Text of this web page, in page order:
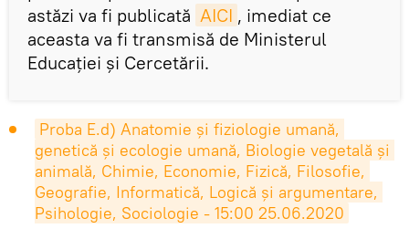
astăzi va fi publicată AICI , imediat ce
aceasta va fi transmisă de Ministerul
Educației și Cercetării.
Proba E.d) Anatomie și fiziologie umană,
genetică și ecologie umană, Biologie vegetală și
animală, Chimie, Economie, Fizică, Filosofie,
Geografie, Informatică, Logică și argumentare,
Psihologie, Sociologie - 15:00 25.06.2020